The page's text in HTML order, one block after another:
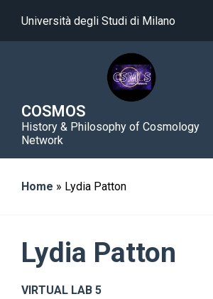
Università degli Studi di Milano
COSMOS
History & Philosophy of Cosmology
Network
Home » Lydia Patton
Lydia Patton
VIRTUAL LAB 5